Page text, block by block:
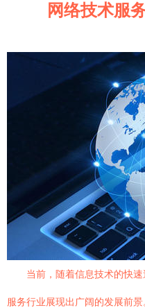
网络技术服
当前，随着信息技术的快
服务行业展现出广阔的发展前